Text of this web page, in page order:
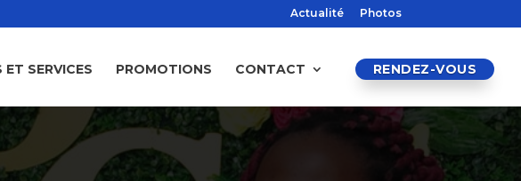
Actualité Photos
SERVICES PROMOTIONS CONTACT RENDEZ-VOUS